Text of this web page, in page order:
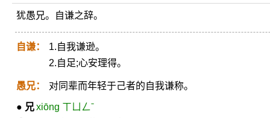
犹愚兄。自谦之辞。
自谦：
1.自我谦逊。
2.自足;心安理得。
愚兄： 对同辈而年轻于己者的自我谦称。
● 兄xiōng ㄒㄩㄥˉ